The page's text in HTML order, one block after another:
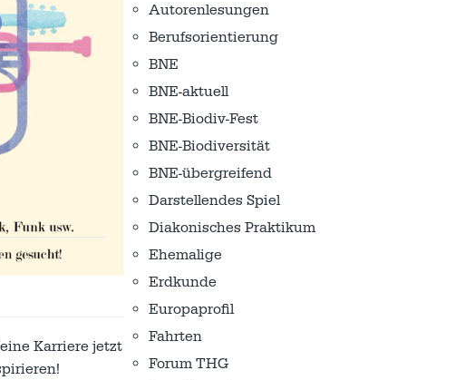
Karriere jetzt
Autorenlesungen
Berufsorientierung
BNE
BNE-aktuell
BNE-Biodiv-Fest
BNE-Biodiversität
BNE-übergreifend
Darstellendes Spiel
Diakonisches Praktikum
Ehemalige
Erdkunde
Europaprofil
Fahrten
Forum THG